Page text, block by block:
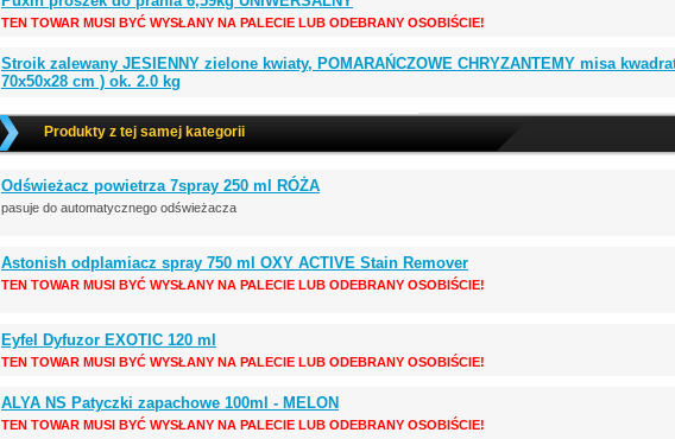
TEN TOWAR MUSI BYĆ WYSŁANY NA PALECIE LUB ODEBRANY OSOBIŚCIE!
Stroik zalewany JESIENNY zielone kwiaty, POMARAŃCZOWE CHRYZANTEMY misa
70x50x28 cm ) ok. 2.0 kg
Produkty z tej samej kategorii
Odświeżacz powietrza 7spray 250 ml RÓŻA
pasuje do automatycznego odświeżacza
Astonish odplamiacz spray 750 ml OXY ACTIVE Stain Remover
TEN TOWAR MUSI BYĆ WYSŁANY NA PALECIE LUB ODEBRANY OSOBIŚCIE!
Eyfel Dyfuzor EXOTIC 120 ml
TEN TOWAR MUSI BYĆ WYSŁANY NA PALECIE LUB ODEBRANY OSOBIŚCIE!
ALYA NS Patyczki zapachowe 100ml - MELON
TEN TOWAR MUSI BYĆ WYSŁANY NA PALECIE LUB ODEBRANY OSOBIŚCIE!